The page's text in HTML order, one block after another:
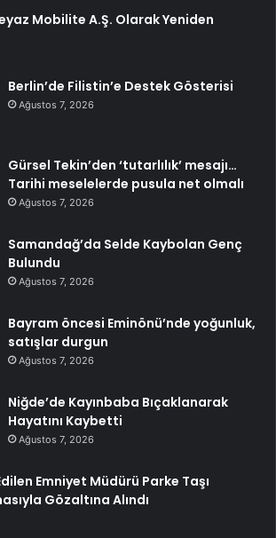
Mobilite A.Ş. Olarak Yeniden
Berlin’de Filistin’e Destek Gösterisi
Ağustos 7, 2026
Gürsel Tekin’den ‘tutarlılık’ mesajı…
Tarihi meselelerde pusula net olmalı
Ağustos 7, 2026
Samandağ’da Selde Kaybolan Genç
Bulundu
Ağustos 7, 2026
Bayram öncesi Eminönü’nde yoğunluk,
satışlar durgun
Ağustos 7, 2026
Niğde’de Kayınbaba Bıçaklanarak
Hayatını Kaybetti
Ağustos 7, 2026
Emniyet Müdürü Parke Taşı
Gözaltına Alındı